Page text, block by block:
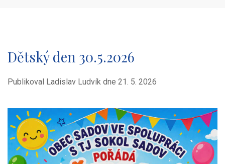
Dětský den 30.5.2026
Publikoval Ladislav Ludvík dne 21. 5. 2026